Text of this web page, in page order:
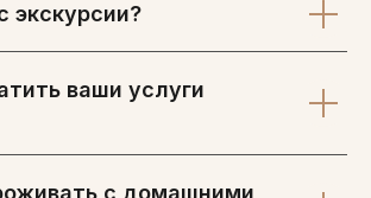
экскурсии?
ваши услуги
с домашними